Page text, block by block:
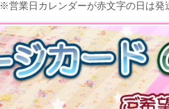
※営業日カレンダーが赤文字の日は発